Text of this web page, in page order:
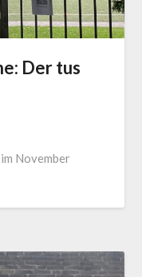
Der tus
November